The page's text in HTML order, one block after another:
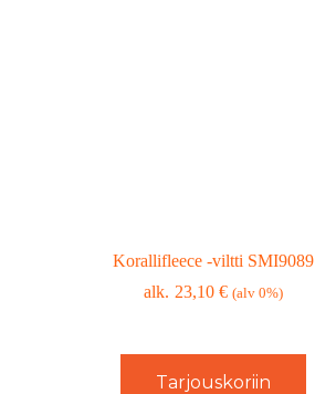
Korallifleece -viltti SMI9089
23,10 € (alv 0%)
Tarjouskoriin